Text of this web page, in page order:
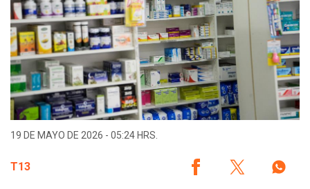
19 DE MAYO DE 2026 - 05:24 HRS.
T13